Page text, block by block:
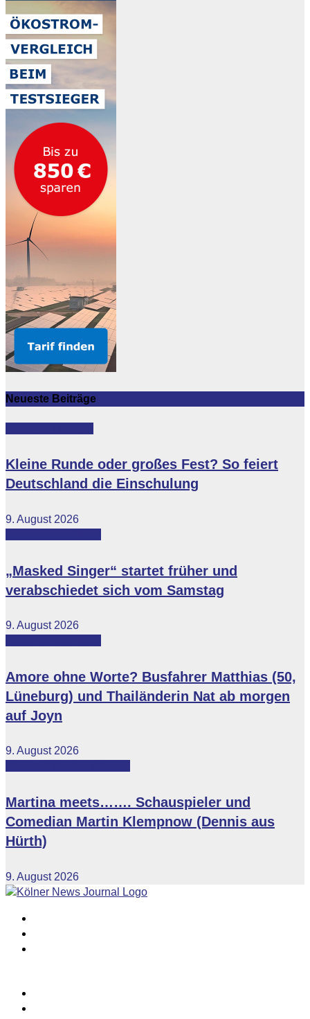
Neueste Beiträge
Kleine Runde oder großes Fest? So feiert
Deutschland die Einschulung
9. August 2026
„Masked Singer“ startet früher und
verabschiedet sich vom Samstag
9. August 2026
Amore ohne Worte? Busfahrer Matthias (50,
Lüneburg) und Thailänderin Nat ab morgen
auf Joyn
9. August 2026
Martina meets……. Schauspieler und
Comedian Martin Klempnow (Dennis aus
Hürth)
9. August 2026